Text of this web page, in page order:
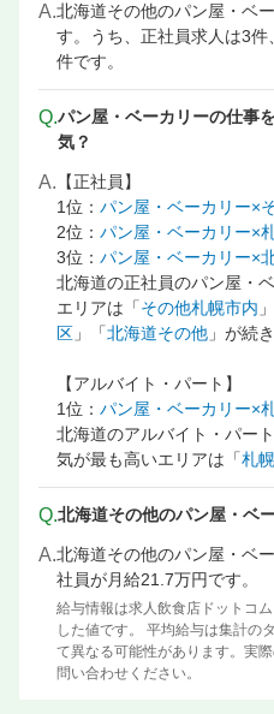
A.北海道その他のパン屋・ベ
す。うち、正社員求人は3
件です。
Q.パン屋・ベーカリーの仕事
気？
A. 【正社員】
1位： パン屋・ベーカリー×
2位： パン屋・ベーカリー×
3位： パン屋・ベーカリー×
北海道の正社員のパン屋・
エリアは「その他札幌市内
区 」「北海道その他 」が続
【アルバイト・パート】
1位： パン屋・ベーカリー×
北海道のアルバイト・パー
気が最も高いエリアは「札
Q.北海道その他のパン屋・ベ
A.北海道その他のパン屋・ベ
社員が月給21.7万円です。
給与情報は求人飲食店ドットコ
した値です。 平均給与は集計の
て異なる可能性があります。実
問い合わせください。